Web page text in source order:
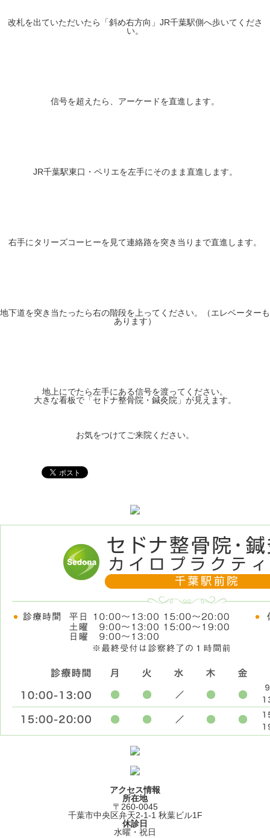
改札を出ていただいたら「斜め右方向」JR千葉駅側へ歩いてくださ
い。
信号を超えたら、アーケードを直進します。
JR千葉駅東口・ペリエを左手にそのまま直進します。
右手にタリーズコーヒーを見て連絡路を突き当りまで直進します。
地下道を突き当たったら右の階段を上ってください。（エレベーターも
あります）
地上にでたら左手にある信号を渡ってください。
大きな看板で「セドナ整骨院・鍼灸院」が見えます。
お気をつけてご来院ください。
アクセス情報
所在地
〒260-0045
千葉市中央区弁天2-1-1 秋葉ビル1F
休診日
水曜・祝日